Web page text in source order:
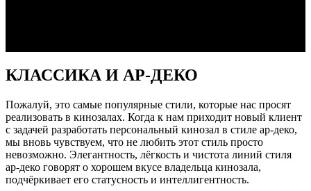
КЛАССИКА И АР-ДЕКО
Пожалуй, это самые популярные стили, которые нас просят
реализовать в кинозалах. Когда к нам приходит новый клиент
с задачей разработать персональный кинозал в стиле ар-деко,
мы вновь чувствуем, что не любить этот стиль просто
невозможно. Элегантность, лёгкость и чистота линий стиля
ар-деко говорят о хорошем вкусе владельца кинозала,
подчёркивает его статусность и интеллигентность.